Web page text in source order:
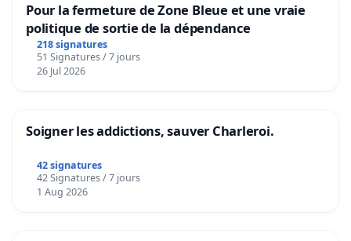
Pour la fermeture de Zone Bleue et une vraie
politique de sortie de la dépendance
218 signatures
51 Signatures / 7 jours
26 Jul 2026
Soigner les addictions, sauver Charleroi.
42 signatures
42 Signatures / 7 jours
1 Aug 2026